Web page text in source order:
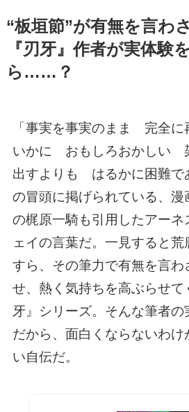
“板垣節”が有無を言わ
『刃牙』作者が実体験
ら……？
「事実を事実のまま 完全
いかに おもしろおかしい
出すよりも はるかに困難
の冒頭に掲げられている、漫
の梶原一騎も引用したアーネ
ェイの言葉だ。一見すると
すら、その筆力で有無を言わ
せ、熱く気持ちを高ぶらせて
牙』シリーズ。そんな筆者
だから、面白くならないわけ
い自伝だ。